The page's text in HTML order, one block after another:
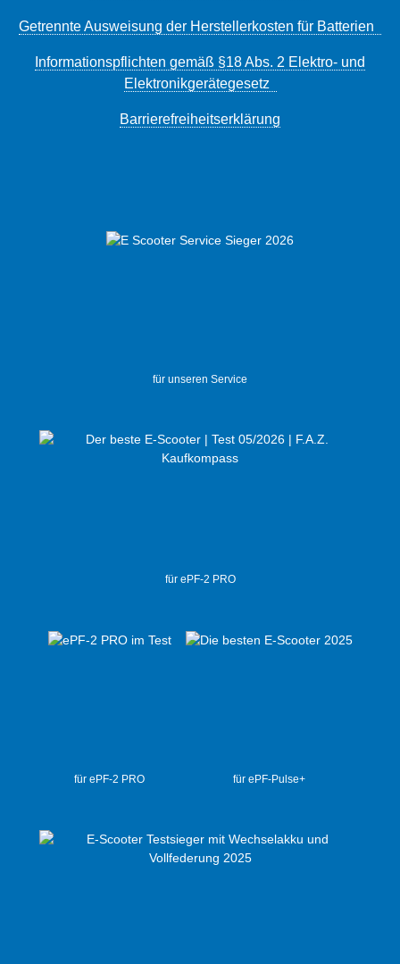
Getrennte Ausweisung der Herstellerkosten für Batterien
Informationspflichten gemäß §18 Abs. 2 Elektro- und
Elektronikgerätegesetz
Barrierefreiheitserklärung
für unseren Service
für ePF-2 PRO
für ePF-2 PRO für ePF-Pulse+